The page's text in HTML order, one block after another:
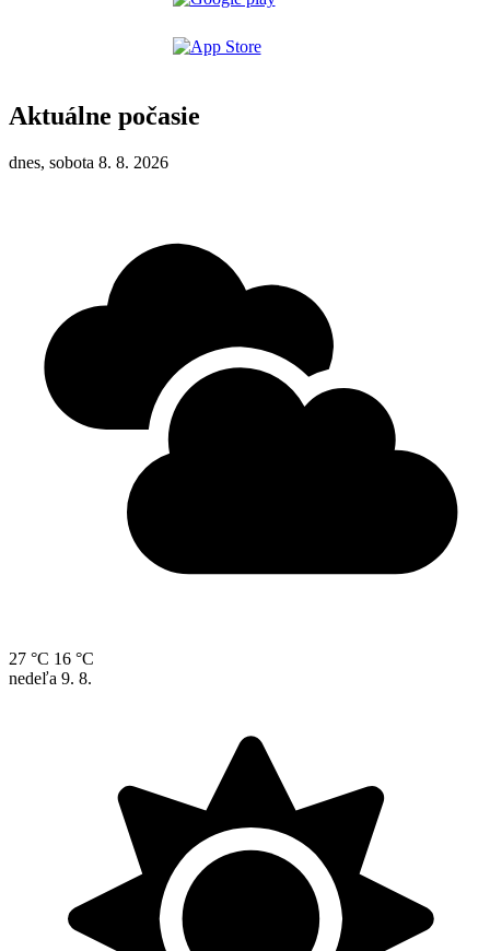
Aktuálne počasie
dnes, sobota 8. 8. 2026
27 °C 16 °C
nedeľa 9. 8.